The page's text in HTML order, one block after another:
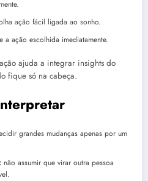
ação fácil ligada ao sonho.
a ação escolhida imediatamente.
ajuda a integrar insights do
fique só na cabeça.
grandes mudanças apenas por um
não assumir que virar outra pessoa